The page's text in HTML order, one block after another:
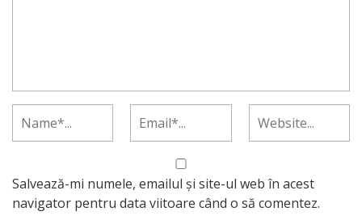
Salvează-mi numele, emailul și site-ul web în acest
navigator pentru data viitoare când o să comentez.